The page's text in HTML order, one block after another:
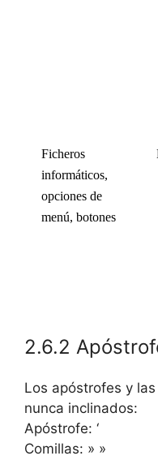
Ficheros
informáticos,
opciones de
menú, botones
2.6.2
Los apóstrofes y
nunca inclinados:
Apóstrofe: ‘
Comillas: » »